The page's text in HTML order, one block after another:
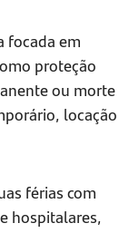
focada em
proteção
ou morte
locação
férias com
hospitalares,